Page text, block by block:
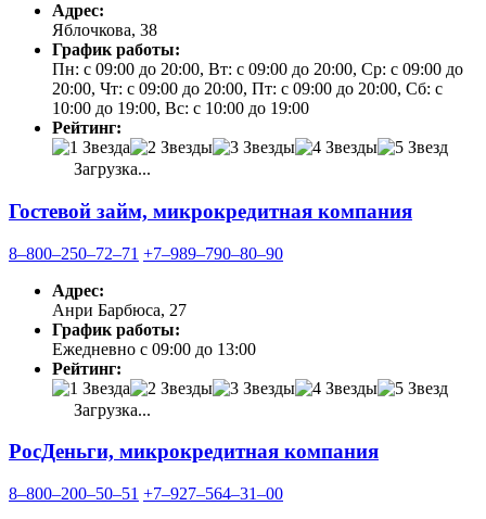
Адрес:
Яблочкова, 38
График работы:
Пн: с 09:00 до 20:00, Вт: с 09:00 до 20:00, Ср: с 09:00 до
20:00, Чт: с 09:00 до 20:00, Пт: с 09:00 до 20:00, Сб: с
10:00 до 19:00, Вс: с 10:00 до 19:00
Рейтинг:
Загрузка...
Гостевой займ, микрокредитная компания
8‒800‒250‒72‒71 +7‒989‒790‒80‒90
Адрес:
Анри Барбюса, 27
График работы:
Ежедневно с 09:00 до 13:00
Рейтинг:
Загрузка...
РосДеньги, микрокредитная компания
8‒800‒200‒50‒51 +7‒927‒564‒31‒00